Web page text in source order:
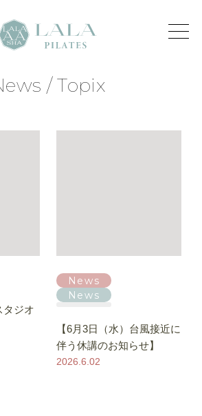
/ Topix
タジオ
News
News
【6月3日（水）台風接近に
伴う休講のお知らせ】
2026.6.02